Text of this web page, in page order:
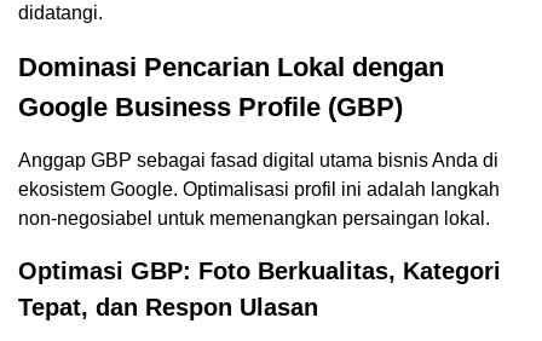
didatangi.
Dominasi Pencarian Lokal dengan
Google Business Profile (GBP)
Anggap GBP sebagai fasad digital utama bisnis Anda di
ekosistem Google. Optimalisasi profil ini adalah langkah
non-negosiabel untuk memenangkan persaingan lokal.
Optimasi GBP: Foto Berkualitas, Kategori
Tepat, dan Respon Ulasan